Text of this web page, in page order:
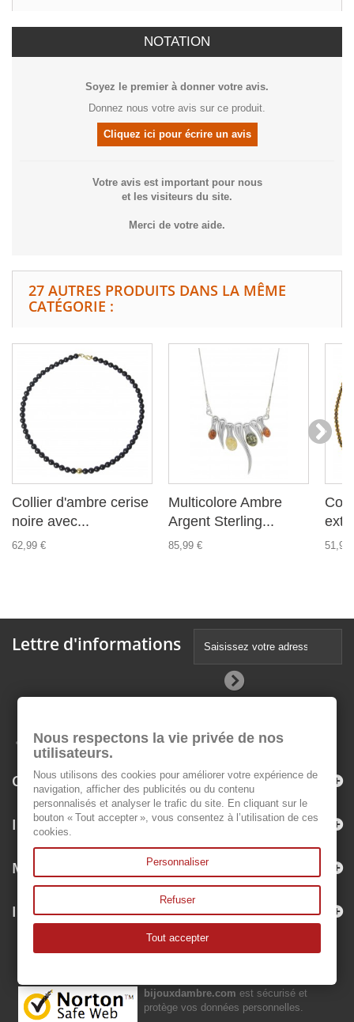
NOTATION
Soyez le premier à donner votre avis.
Donnez nous votre avis sur ce produit.
Cliquez ici pour écrire un avis
Votre avis est important pour nous
et les visiteurs du site.
Merci de votre aide.
27 AUTRES PRODUITS DANS LA MÊME
CATÉGORIE :
Collier d'ambre cerise
noire avec...
62,99 €
Multicolore Ambre
Argent Sterling...
85,99 € 51,99
Lettre d'informations
Catégories
Informations
Mon compte
Informations sur votre boutique
bijouxdambre.com est sécurisé et
protège vos données personnelles.
Nous respectons la vie privée de nos
utilisateurs.
Nous utilisons des cookies pour améliorer votre expérience de
navigation, afficher des publicités ou du contenu
personnalisés et analyser le trafic du site. En cliquant sur le
bouton « Tout accepter », vous consentez à l’utilisation de ces
cookies.
Personnaliser
Refuser
Tout accepter